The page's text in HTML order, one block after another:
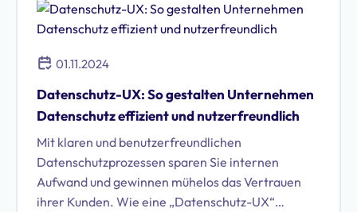
01.11.2024
Datenschutz-UX: So gestalten Unternehmen
Datenschutz effizient und nutzerfreundlich
Mit klaren und benutzerfreundlichen
Datenschutzprozessen sparen Sie internen
Aufwand und gewinnen mühelos das Vertrauen
ihrer Kunden. Wie eine „Datenschutz-UX“